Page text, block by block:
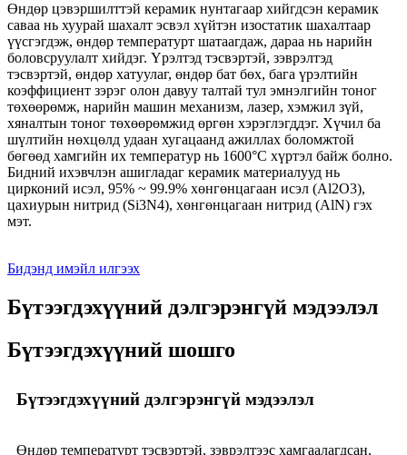
Өндөр цэвэршилттэй керамик нунтагаар хийгдсэн керамик
саваа нь хуурай шахалт эсвэл хүйтэн изостатик шахалтаар
үүсгэгдэж, өндөр температурт шатаагдаж, дараа нь нарийн
боловсруулалт хийдэг. Үрэлтэд тэсвэртэй, зэврэлтэд
тэсвэртэй, өндөр хатуулаг, өндөр бат бөх, бага үрэлтийн
коэффициент зэрэг олон давуу талтай тул эмнэлгийн тоног
төхөөрөмж, нарийн машин механизм, лазер, хэмжил зүй,
хяналтын тоног төхөөрөмжид өргөн хэрэглэгддэг. Хүчил ба
шүлтийн нөхцөлд удаан хугацаанд ажиллах боломжтой
бөгөөд хамгийн их температур нь 1600°C хүртэл байж болно.
Бидний ихэвчлэн ашигладаг керамик материалууд нь
цирконий исэл, 95% ~ 99.9% хөнгөнцагаан исэл (Al2O3),
цахиурын нитрид (Si3N4), хөнгөнцагаан нитрид (AlN) гэх
мэт.
Бидэнд имэйл илгээх
Бүтээгдэхүүний дэлгэрэнгүй мэдээлэл
Бүтээгдэхүүний шошго
Бүтээгдэхүүний дэлгэрэнгүй мэдээлэл
Өндөр температурт тэсвэртэй, зэврэлтээс хамгаалагдсан,